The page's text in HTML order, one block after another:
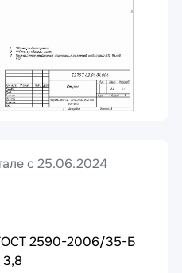
с 25.06.2024
2590-2006/35-Б